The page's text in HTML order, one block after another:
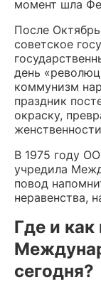
момент шла
После
советское
день
коммунизм
праздник
окраску,
В 1975 году
учредила
повод
неравенства,
Где и
сегодня?